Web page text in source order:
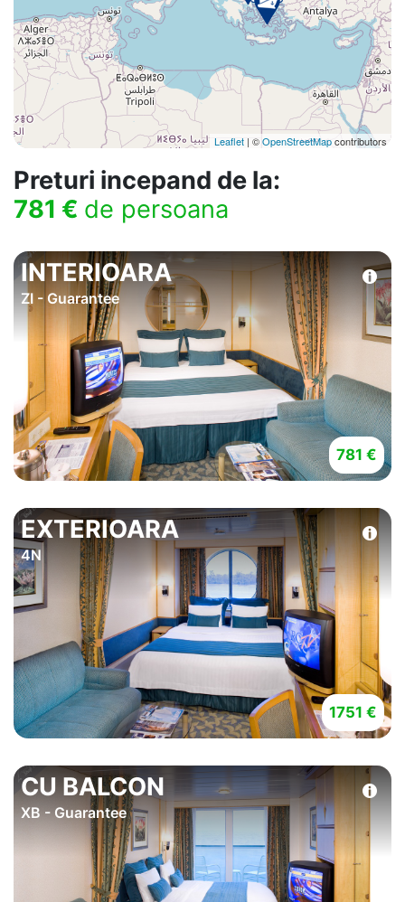
Leaflet | ©OpenStreetMapcontributors
Preturi incepand de la:
781 € de persoana
INTERIOARA
ZI - Guarantee
781 €
EXTERIOARA
4N
1751 €
CU BALCON
XB - Guarantee